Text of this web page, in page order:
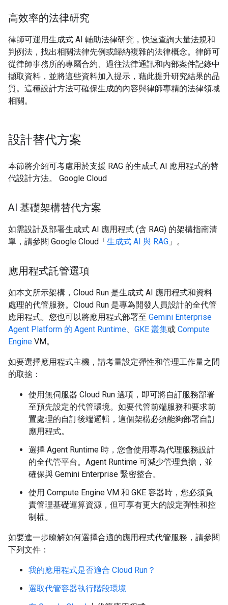
高效率的法律研究
律師可運用生成式 AI 輔助法律研究，快速查詢大量法規和
判例法，找出相關法律先例或歸納複雜的法律概念。律師可
從律師事務所的專屬合約、過往法律通訊和內部案件記錄中
擷取資料，並將這些資料加入提示，藉此提升研究結果的品
質。這種設計方法可確保生成的內容與律師專精的法律領域
相關。
設計替代方案
本節將介紹可考慮用於支援 RAG 的生成式 AI 應用程式的替
代設計方法。 Google Cloud
AI 基礎架構替代方案
如需設計及部署生成式 AI 應用程式 (含 RAG) 的架構指南清
單，請參閱 Google Cloud「 生成式 AI 與 RAG 」。
應用程式託管選項
如本文所示架構，Cloud Run 是生成式 AI 應用程式和資料
處理的代管服務。Cloud Run 是專為開發人員設計的全代管
應用程式。您也可以將應用程式部署至 Gemini Enterprise
Agent Platform 的 Agent Runtime、 GKE 叢集或 Compute
Engine VM。
如要選擇應用程式主機，請考量設定彈性和管理工作量之間
的取捨：
使用無伺服器 Cloud Run 選項，即可將自訂服務部署
至預先設定的代管環境。如要代管前端服務和要求前
置處理的自訂後端邏輯，這個架構必須能夠部署自訂
應用程式。
選擇 Agent Runtime 時，您會使用專為代理服務設計
的全代管平台。Agent Runtime 可減少管理負擔，並
確保與 Gemini Enterprise 緊密整合。
使用 Compute Engine VM 和 GKE 容器時，您必須負
責管理基礎運算資源，但可享有更大的設定彈性和控
制權。
如要進一步瞭解如何選擇合適的應用程式代管服務，請參閱
下列文件：
我的應用程式是否適合 Cloud Run？
選取代管容器執行階段環境